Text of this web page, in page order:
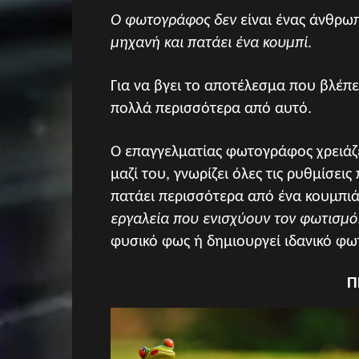
Ο φωτογράφος δενείναι ένας
μηχανή και πατάει ένα κουμπί.
Για να βγει το αποτέλεσμα που
πολλά περισσότερα από αυτό.
Ο επαγγελματίας φωτογράφος
μαζί του, γνωρίζει όλες τις
πατάει περισσότερα από ένα
εργαλεία που ενισχύουν τον φωτισμό
φυσικό φως ή δημιουργεί ιδανικό